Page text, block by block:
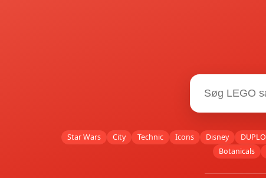
Star Wars City Technic Icons Disney DUPLO
Botanicals